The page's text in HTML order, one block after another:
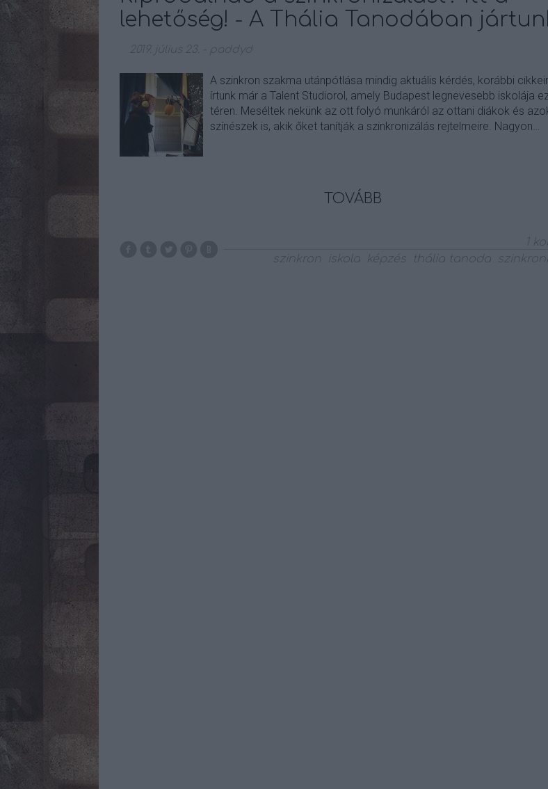
lehetőség! - A Thália Tanodában
2019. július 23. paddyd
A szinkron szakma utánpótlása mindig aktuális kérdés, korábbi
írtunk már a Talent Studiorol, amely Budapest legnevesebb iskolája
téren. Meséltek nekünk az ott folyó munkáról az ottani diákok és
színészek is, akik őket tanítják a szinkronizálás rejtelmeire. Nagyon…
TOVÁBB
szinkron
iskola képzés thália tanoda